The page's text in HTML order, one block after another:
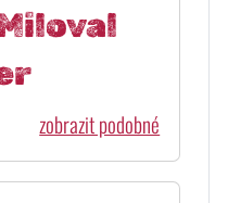
zobrazit podobné